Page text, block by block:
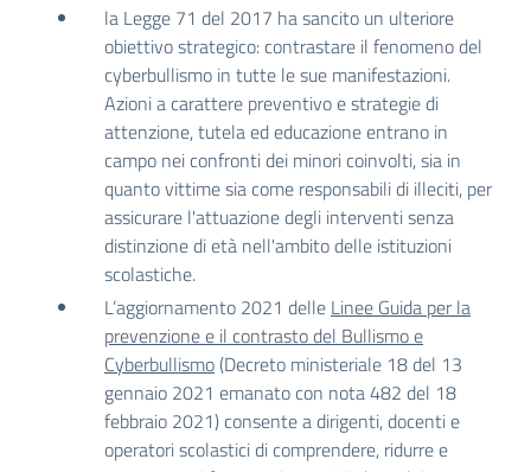
la Legge 71 del 2017 ha sancito un ulteriore
obiettivo strategico: contrastare il fenomeno del
cyberbullismo in tutte le sue manifestazioni.
Azioni a carattere preventivo e strategie di
attenzione, tutela ed educazione entrano in
campo nei confronti dei minori coinvolti, sia in
quanto vittime sia come responsabili di illeciti, per
assicurare l'attuazione degli interventi senza
distinzione di età nell'ambito delle istituzioni
scolastiche.
L’aggiornamento 2021 delle Linee Guida per la
prevenzione e il contrasto del Bullismo e
Cyberbullismo (Decreto ministeriale 18 del 13
gennaio 2021 emanato con nota 482 del 18
febbraio 2021) consente a dirigenti, docenti e
operatori scolastici di comprendere, ridurre e